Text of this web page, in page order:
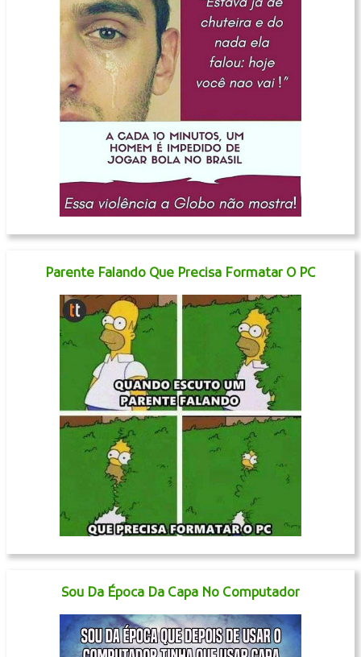
Parente Falando Que Precisa Formatar O PC
Sou Da Época Da Capa No Computador